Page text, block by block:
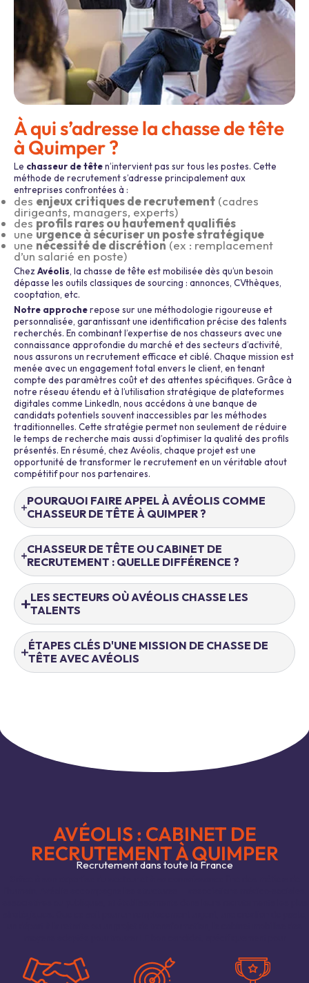
À qui s’adresse la chasse de tête
à Quimper ?
Le chasseur de têten’intervient pas sur tous les postes. Cette
méthode de recrutement s’adresse principalement aux
entreprises confrontées à :
des enjeux critiques de recrutement (cadres
dirigeants, managers, experts)
desprofils rares ou hautement qualifiés
une urgence à sécuriser un poste stratégique
une nécessité de discrétion (ex : remplacement
d’un salarié en poste)
Chez Avéolis, la chasse de tête est mobilisée dès qu’un besoin
dépasse les outils classiques de sourcing : annonces, CVthèques,
cooptation, etc.
Notre approcherepose sur une méthodologie rigoureuse et
personnalisée, garantissant une identification précise des talents
recherchés. En combinant l’expertise de nos chasseurs avec une
connaissance approfondie du marché et des secteurs d’activité,
nous assurons un recrutement efficace et ciblé. Chaque mission est
menée avec un engagement total envers le client, en tenant
compte des paramètres coût et des attentes spécifiques. Grâce à
notre réseau étendu et à l’utilisation stratégique de plateformes
digitales comme LinkedIn, nous accédons à une banque de
candidats potentiels souvent inaccessibles par les méthodes
traditionnelles. Cette stratégie permet non seulement de réduire
le temps de recherche mais aussi d’optimiser la qualité des profils
présentés. En résumé, chez Avéolis, chaque projet est une
opportunité de transformer le recrutement en un véritable atout
compétitif pour nos partenaires.
POURQUOI FAIRE APPEL À AVÉOLIS COMME
CHASSEUR DE TÊTE À QUIMPER ?
CHASSEUR DE TÊTE OU CABINET DE
RECRUTEMENT : QUELLE DIFFÉRENCE ?
LES SECTEURS OÙ AVÉOLIS CHASSE LES
TALENTS
ÉTAPES CLÉS D'UNE MISSION DE CHASSE DE
TÊTE AVEC AVÉOLIS
AVÉOLIS : CABINET DE
RECRUTEMENT À QUIMPER
Recrutement dans toute la France